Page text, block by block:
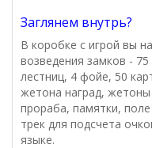
Заглянем внутрь?
В коробке с игрой вы
возведения замков -
лестниц, 4 фойе, 50
жетона наград,
прораба, памятки,
трек для подсчета
языке.